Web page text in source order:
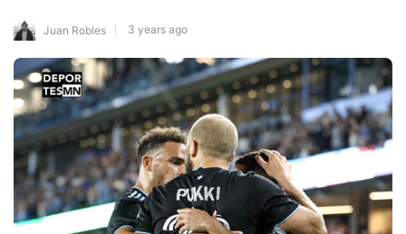
Juan Robles 3 years ago